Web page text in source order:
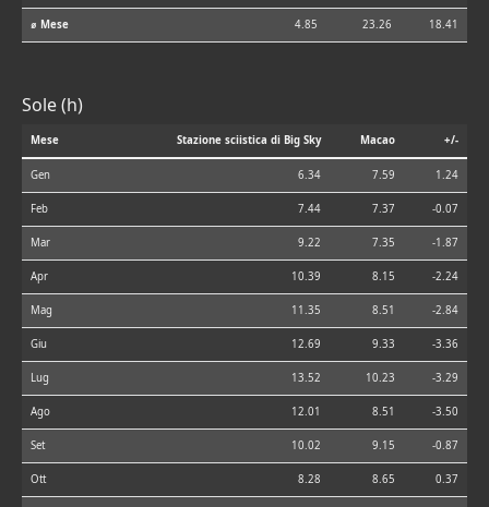
⌀ Mese 4.85 23.26 18.41
Sole (h)
Mese Stazione sciistica di Big Sky Macao +/-
Gen 6.34 7.59 1.24
Feb 7.44 7.37 -0.07
Mar 9.22 7.35 -1.87
Apr 10.39 8.15 -2.24
Mag 11.35 8.51 -2.84
Giu 12.69 9.33 -3.36
Lug 13.52 10.23 -3.29
Ago 12.01 8.51 -3.50
Set 10.02 9.15 -0.87
Ott 8.28 8.65 0.37